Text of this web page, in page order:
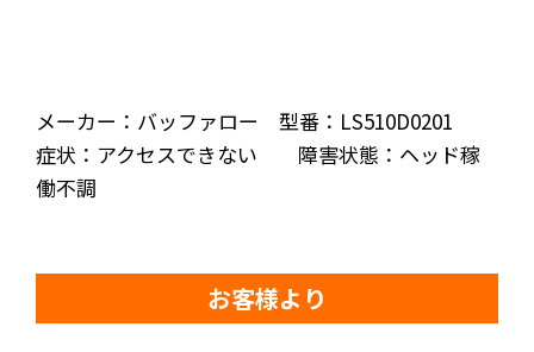
メーカー：バッファロー 型番：LS510D0201
症状：アクセスできない 障害状態：ヘッド稼
働不調
お客様より